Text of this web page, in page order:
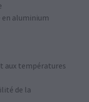
en aluminium
aux températures
de la